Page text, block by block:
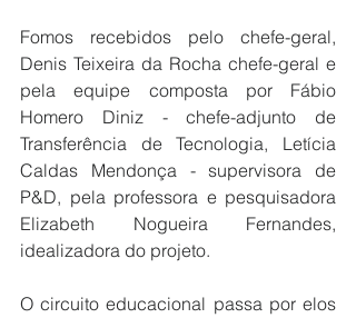
Fomos recebidos pelo chefe-geral,
Denis Teixeira da Rocha chefe-geral e
pela equipe composta por Fábio
Homero Diniz - chefe-adjunto de
Transferência de Tecnologia, Letícia
Caldas Mendonça - supervisora de
P&D, pela professora e pesquisadora
Elizabeth Nogueira Fernandes,
idealizadora do projeto.
O circuito educacional passa por elos